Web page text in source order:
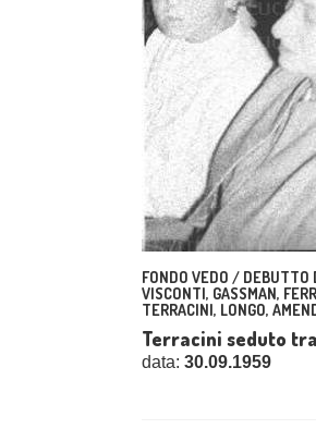
FONDO VEDO / DEBUTTO
VISCONTI, GASSMAN,
TERRACINI, LONGO,
Terracini seduto
data: 30.09.1959